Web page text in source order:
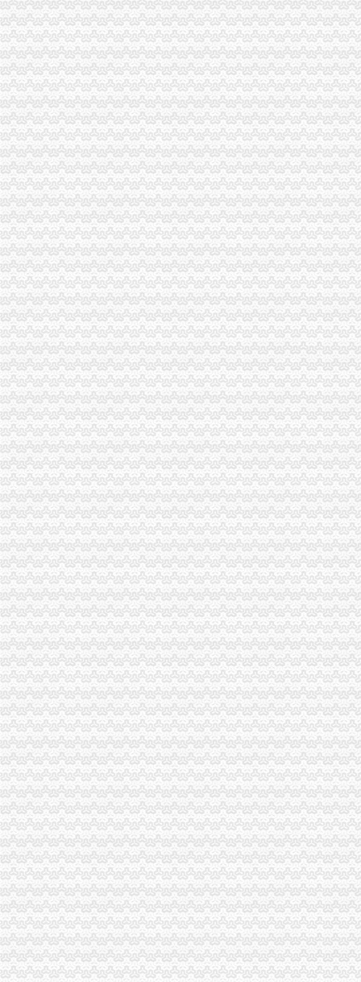
【课程顾问招聘】重庆英豪教育咨询有限公司北部新区分公司新招聘
重庆渝北代理记账公司价格之公司注销新规定（一）-商务服务-六安新
重庆高端别墅装修公司哪家好？_装修公司装修|一起网装修
重庆市渝北区明慧包装辅料经营部文具店加盟流程_怎么加盟重庆市渝
【重庆-渝北区应届生实习生招聘_应届生实习生招聘招聘_成都迈锐
重庆快递员：德邦渝北区高薪急聘快递员-重庆爱问分类